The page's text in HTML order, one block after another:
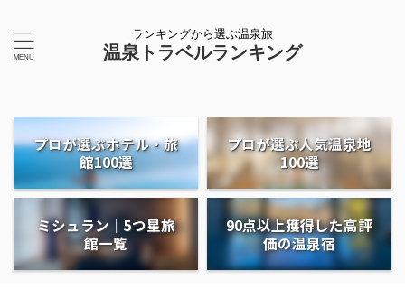
ランキングから選ぶ温泉旅
温泉トラベルランキング
プロが選ぶホテル・旅
館100選
プロが選ぶ人気温泉地
100選
ミシュラン｜5つ星旅
館一覧
90点以上獲得した高評
価の温泉宿